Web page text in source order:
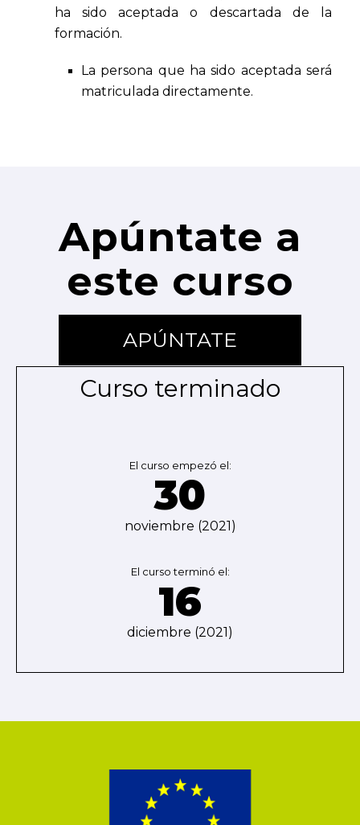
ha sido aceptada o descartada de la
formación.
La persona que ha sido aceptada será
matriculada directamente.
Apúntate a
este curso
APÚNTATE
Curso terminado
El curso empezó el:
30
noviembre (2021)
El curso terminó el:
16
diciembre (2021)